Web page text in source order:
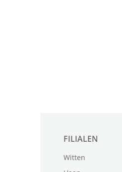
FILIALEN
Witten